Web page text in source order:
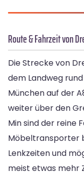
Route & Fahrzeit von
Die Strecke von
dem Landweg
München auf der
weiter über den
Min sind der reine
Möbeltransporter
Lenkzeiten und
meist etwas mehr